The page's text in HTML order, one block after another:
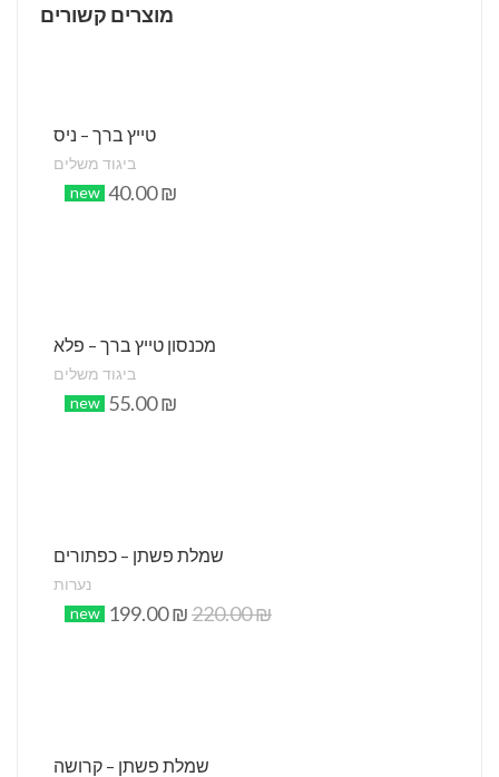
מוצרים קשורים
טייץ ברך – ניס
ביגוד משלים
40.00₪
new
מכנסון טייץ ברך – פלא
ביגוד משלים
55.00₪
new
שמלת פשתן – כפתורים
נערות
220.00₪
199.00₪
new
שמלת פשתן – קרושה